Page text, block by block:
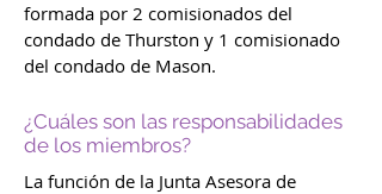
formada por 2 comisionados del
condado de Thurston y 1 comisionado
del condado de Mason.
¿Cuáles son las responsabilidades
de los miembros?
La función de la Junta Asesora de